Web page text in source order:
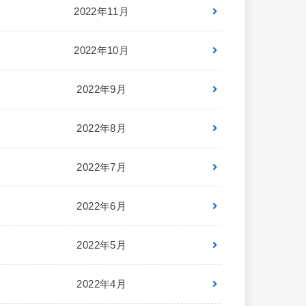
2022年11月
2022年10月
2022年9月
2022年8月
2022年7月
2022年6月
2022年5月
2022年4月